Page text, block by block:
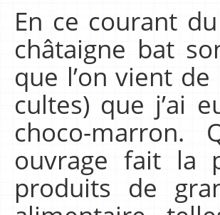
En ce courant
châtaigne bat
que l’on vient
cultes) que j’ai
choco-
ouvrage fait la
produits de